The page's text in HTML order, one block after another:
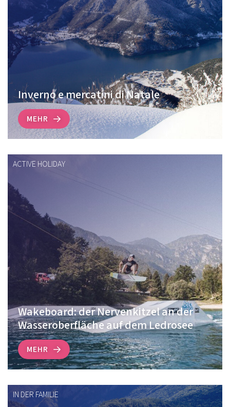
Inverno e mercatini di Natale
MEHR
ACTIVE HOLIDAY
Wakeboard: der Nervenkitzel an der
Wasseroberfläche auf dem Ledrosee
MEHR
IN DER FAMILIE